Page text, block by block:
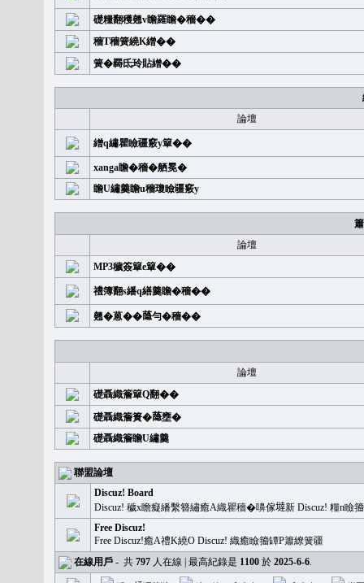
礎糧翻穫翹v瞻羅瞻�穡��
穡T穡簧繞K繒��
簧�覉氐玲貼繒��
論壇
繒q繡瞿瞼疆竅y簞��
xanga瞻�穡�舾冕�
瞻U繡羹瞻u穡瓊瞼疆竅y
論壇
MP3穢簽簞e簞��
禮簿翻s繙q繕羹瞻�穡��
翹�蒽��𦻕勻�穡��
論壇
礎聶織簷簞Q翻��
礎聶織簷簣�𦻕壅�
礎聶織簷瞻U繡羹
聯盟論壇
Discuz! Board
Discuz! 穢x瞻癡繙繫簪繡癒A織瞿穡�嚊傢𡐿新 Discuz! 糧n
Free Discuz!
Free Discuz!癒A禮K繞O Discuz! 織癒瞼籀罈P簫繚簧疆
在線用戶 - 共 797 人在線 | 最高紀錄是 1100 於 2025-6-6.